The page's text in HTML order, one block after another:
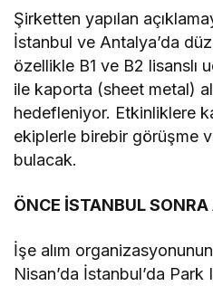
Şirketten yapılan
İstanbul ve Antalya’da
özellikle B1 ve B2 lisanslı
ile kaporta (sheet metal)
hedefleniyor. Etkinliklere
ekiplerle birebir görüşme
bulacak.
ÖNCE İSTANBUL
İşe alım
Nisan’da İstanbul’da